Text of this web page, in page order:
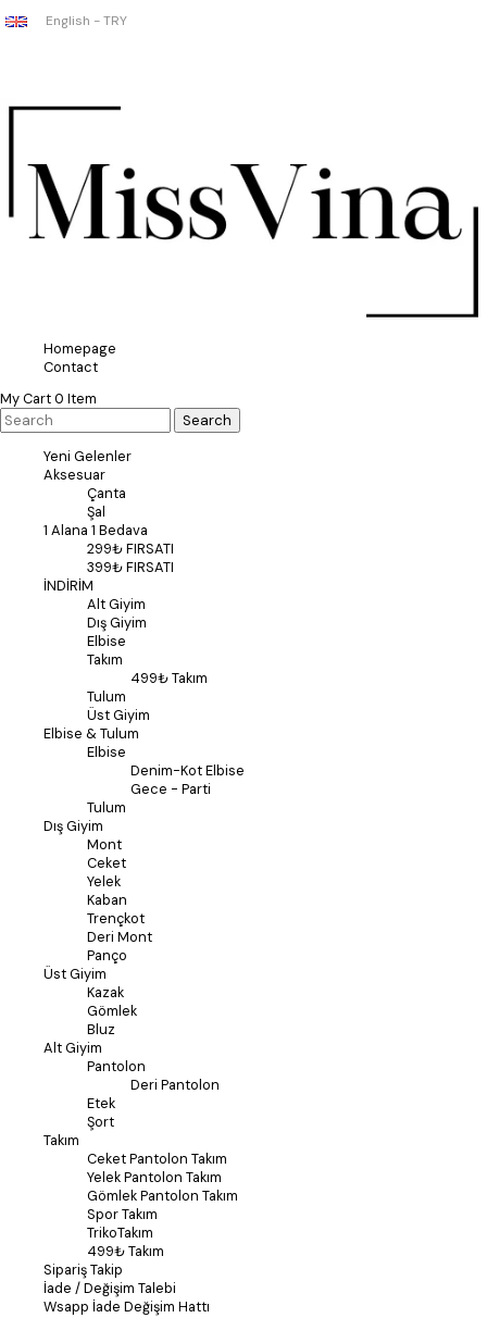
English - TRY
Homepage
Contact
My Cart0 Item
Yeni Gelenler
Aksesuar
Çanta
Şal
1 Alana 1 Bedava
299₺ FIRSATI
399₺ FIRSATI
İNDİRİM
Alt Giyim
Dış Giyim
Elbise
Takım
499₺ Takım
Tulum
Üst Giyim
Elbise & Tulum
Elbise
Denim-Kot Elbise
Gece - Parti
Tulum
Dış Giyim
Mont
Ceket
Yelek
Kaban
Trençkot
Deri Mont
Panço
Üst Giyim
Kazak
Gömlek
Bluz
Alt Giyim
Pantolon
Deri Pantolon
Etek
Şort
Takım
Ceket Pantolon Takım
Yelek Pantolon Takım
Gömlek Pantolon Takım
Spor Takım
TrikoTakım
499₺ Takım
Sipariş Takip
İade / Değişim Talebi
Wsapp İade Değişim Hattı